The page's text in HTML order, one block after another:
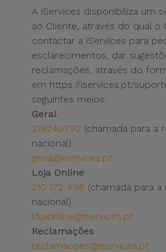
A iServices disponibiliza um
ao Cliente, através do qual o
contactar a iServices para
esclarecimentos, dar
reclamações, através do
em https://iservices.pt/
seguintes meios:
Geral
219240792 (chamada para a
nacional)
geral@iservices.pt
Loja Online
210 172 498 (chamada para a
nacional)
lojaonline@iservices.pt
Reclamações
reclamacoes@iservices.pt